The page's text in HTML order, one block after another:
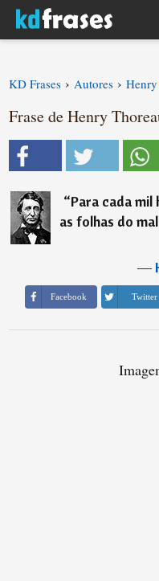
KD Frases › Autores ›
Frase de Henry
“Para cada
as folhas do
―
Facebook Twitter